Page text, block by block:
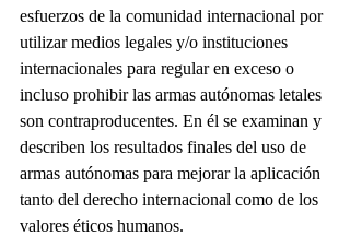
esfuerzos de la comunidad internacional por
utilizar medios legales y/o instituciones
internacionales para regular en exceso o
incluso prohibir las armas autónomas letales
son contraproducentes. En él se examinan y
describen los resultados finales del uso de
armas autónomas para mejorar la aplicación
tanto del derecho internacional como de los
valores éticos humanos.